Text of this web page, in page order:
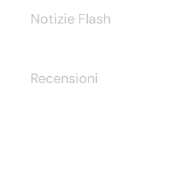
Notizie Flash
Recensioni